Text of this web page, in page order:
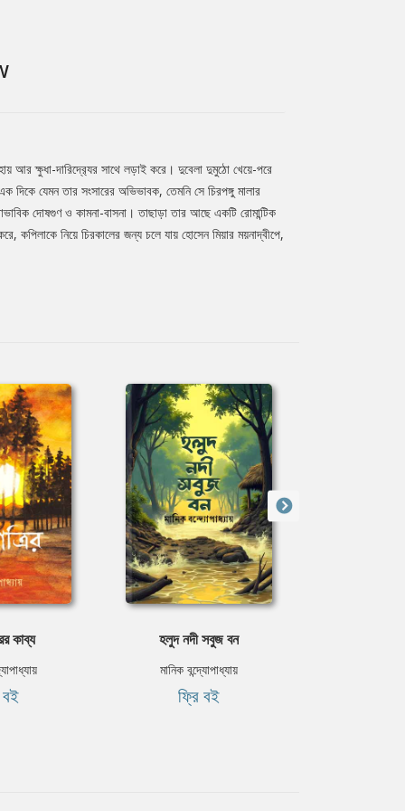
আর ক্ষুধা-দারিদ্র‍্যের সাথে লড়াই করে। দুবেলা দুমুঠো খেয়ে-পরে
যেমন তার সংসারের অভিভাবক, তেমনি সে চিরপঙ্গু মালার
দোষগুণ ও কামনা-বাসনা। তাছাড়া তার আছে একটি রোমান্টিক
নিয়ে চিরকালের জন্য চলে যায় হোসেন মিয়ার ময়নাদ্বীপে,
কাব্য হলুদ নদী সবুজ বন
মানিক বন্দ্যোপাধ্যায়
ফ্রি বই